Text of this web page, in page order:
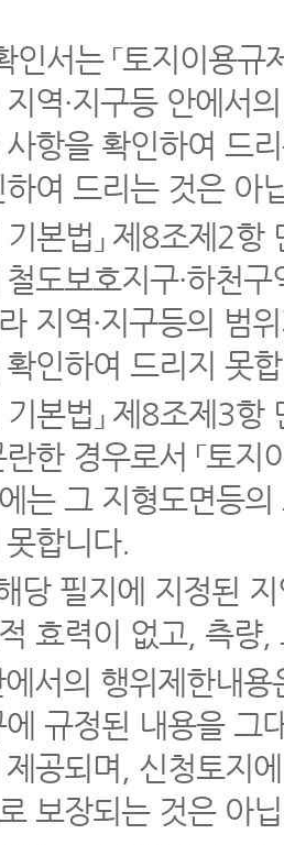
인서는 「토지이용
역·지구등 안에서
항을 확인하여 드
여 드리는 것은 아
기본법」 제8조제2
도보호지구·하천
지역·지구등의 범
인하여 드리지 못
기본법」 제8조제3
한 경우로서 「토
는 그 지형도면등
합니다.
당 필지에 지정된
효력이 없고, 측량
에서의 행위제한내
규정된 내용을 그
공되며, 신청토지
보장되는 것은 아